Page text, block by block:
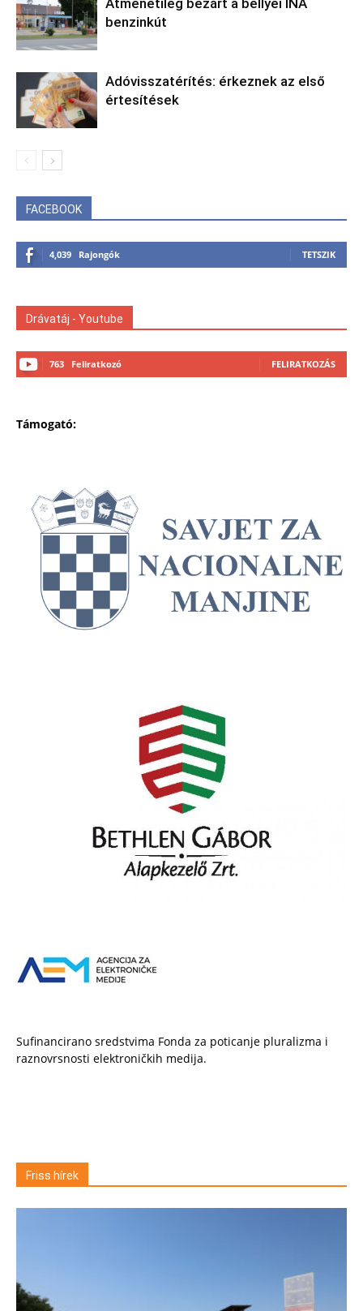
Átmenetileg bezárt a bellyei INA
benzinkút
Adóvisszatérítés: érkeznek az első
értesítések
FACEBOOK
4,039 Rajongók TETSZIK
Drávatáj - Youtube
763 Feliratkozó FELIRATKOZÁS
Támogató:
Sufinancirano sredstvima Fonda za poticanje pluralizma i
raznovrsnosti elektroničkih medija.
Friss hírek